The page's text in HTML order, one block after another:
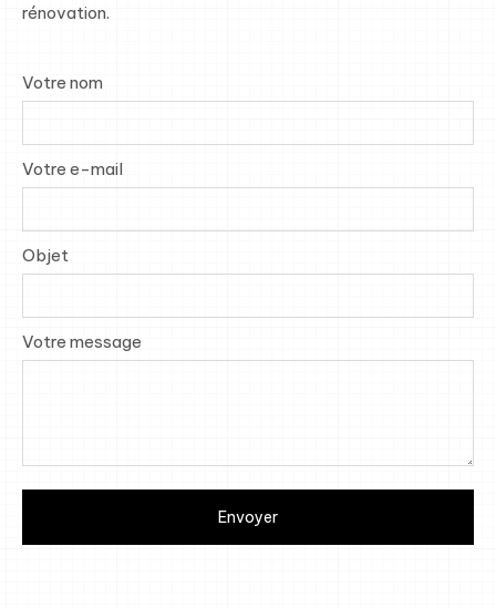
rénovation.
Votre nom
Votre e-mail
Objet
Votre message
Envoyer